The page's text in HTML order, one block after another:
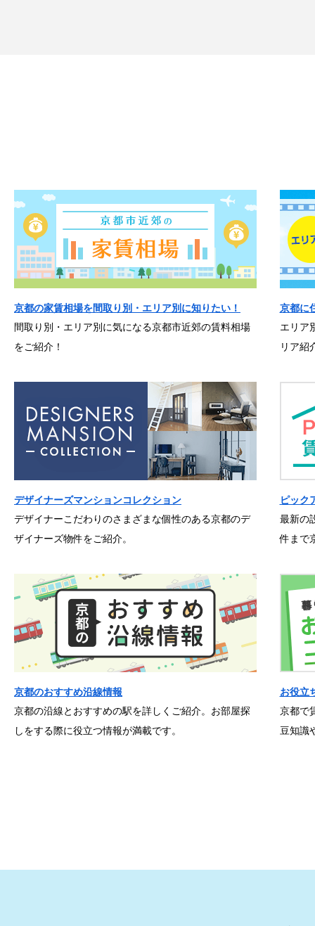
京都の家賃相場を間取り別・エリア別に知りたい！
間取り別・エリア別に気になる京都市近郊の賃料相場
をご紹介！
京都に
エリア
リア紹
デザイナーズマンションコレクション
デザイナーこだわりのさまざまな個性のある京都のデ
ザイナーズ物件をご紹介。
ピック
最新の
件まで
京都のおすすめ沿線情報
京都の沿線とおすすめの駅を詳しくご紹介。お部屋探
しをする際に役立つ情報が満載です。
お役立
京都で
豆知識